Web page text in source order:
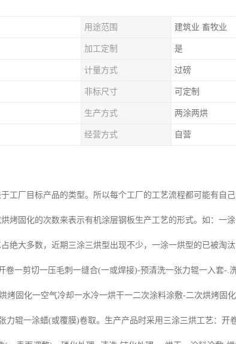
用途范围 建筑业 畜牧业
加工定制 是
计量方式 过磅
非标尺寸 可定制
生产方式 两涂两烘
经营方式 自营
工厂目标产品的类型。所以每个工厂的工艺流程都可能有自
烤固化的次数来表示有机涂层钢板生产工艺的形式。如：一涂
绝大多数，近期三涂三烘型出现不少，一涂一烘型的已被淘汰
卷一剪切一压毛刺一缝合(一或焊接)-预清洗一张力辊一入套-.
烤固化一空气冷却一水冷一烘干一二次涂料涂敷-二次烘烤固
力辊一涂蜡(或覆膜)卷取。生产产品时采用三涂三烘工艺：开